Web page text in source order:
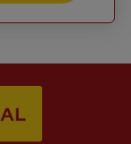
yla política de